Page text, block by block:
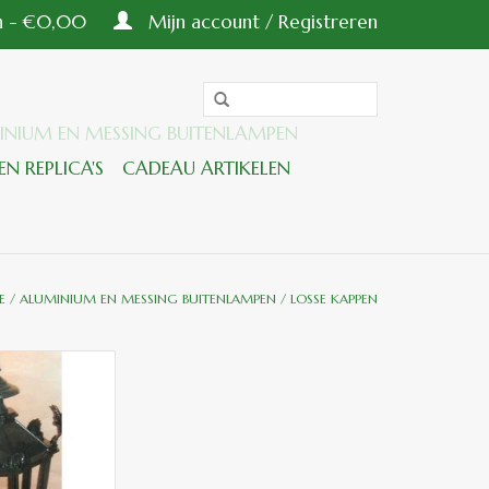
- €0,00 Mijn account / Registreren
EN MESSING BUITENLAMPEN
REPLICA'S
CADEAU ARTIKELEN
/ ALUMINIUM EN MESSING BUITENLAMPEN / LOSSE KAPPEN
AAN